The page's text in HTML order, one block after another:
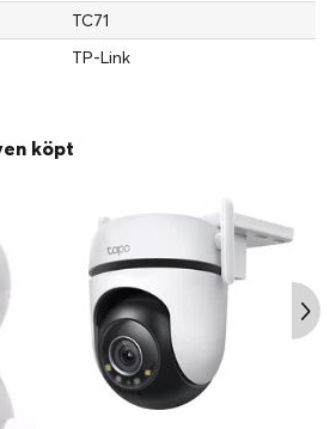
Apple iOS 10 eller senare, Android 4.4
eller högre
2 års garanti
TC71
TP-Link
köpt